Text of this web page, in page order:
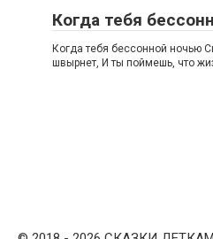
Когда тебя
Когда тебя бессонной ночью
швырнет, И ты поймешь, что